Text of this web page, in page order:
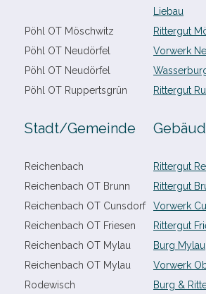
Liebau
Pöhl OT Möschwitz
Rittergut
Pöhl OT Neudörfel
Vorwerk
Pöhl OT Neudörfel
Pöhl OT Ruppertsgrün
Rittergut
Stadt/​Gemeinde
Reichenbach
Rittergut
Reichenbach OT Brunn
Rittergut
Reichenbach OT Cunsdorf
Vorwerk
Reichenbach OT Friesen
Rittergut
Reichenbach OT Mylau
Burg Mylau
Reichenbach OT Mylau
Vorwerk
Rodewisch
Burg &